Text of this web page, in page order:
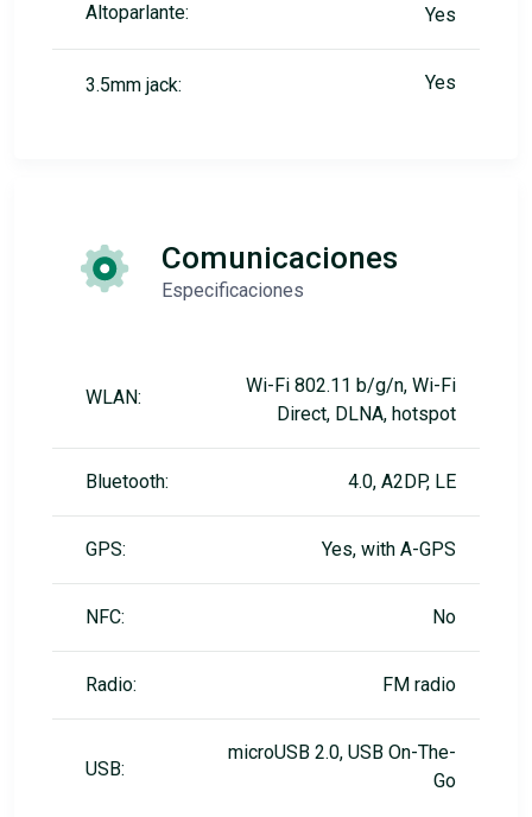
Altoparlante: Yes
3.5mm jack: Yes
Comunicaciones
Especificaciones
WLAN:
Wi-Fi 802.11 b/g/n, Wi-Fi
Direct, DLNA, hotspot
Bluetooth: 4.0, A2DP, LE
GPS: Yes, with A-GPS
NFC: No
Radio: FM radio
USB:
microUSB 2.0, USB On-The-
Go